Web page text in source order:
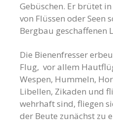
Gebüschen. Er brütet
von Flüssen oder Seen
Bergbau geschaffenen
Die Bienenfresser
Flug, vor allem
Wespen, Hummeln,
Libellen, Zikaden und
wehrhaft sind, fliegen
der Beute zunächst zu